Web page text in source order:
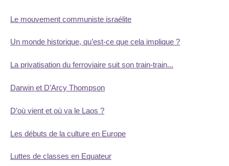
Le mouvement communiste israélite
Un monde historique, qu’est-ce que cela implique ?
La privatisation du ferroviaire suit son train-train...
Darwin et D’Arcy Thompson
D’où vient et où va le Laos ?
Les débuts de la culture en Europe
Luttes de classes en Equateur